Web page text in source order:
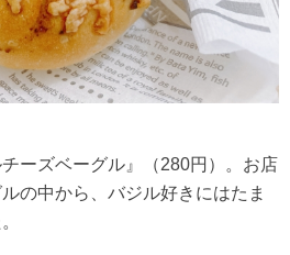
ーズベーグル』（280円）。お店
の中から、バジル好きにはたま